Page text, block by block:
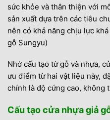
sức khỏe và thân thiện với
sản xuất dựa trên các tiêu
nên có khả năng chịu lực
gỗ Sungyu)
Nhờ cấu tạo từ gỗ và nhựa,
ưu điểm từ hai vật liệu này,
chính là độ cứng cao, không
Cấu tạo cửa nhựa giả